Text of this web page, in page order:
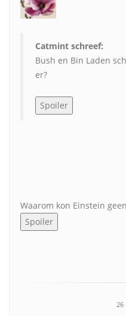
Catmint schreef:
Bush en Bin Laden
er?
Waarom kon Einstein
26